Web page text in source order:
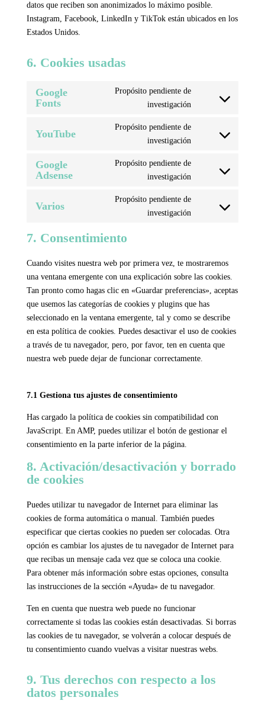
datos que reciben son anonimizados lo máximo posible.
Instagram, Facebook, LinkedIn y TikTok están ubicados en los
Estados Unidos.
6. Cookies usadas
Google
Fonts
Propósito pendiente de
investigación
Consent
service
YouTube
Propósito pendiente de
investigación
Consent
service
Google
Adsense
Propósito pendiente de
investigación
Consent
service
Varios
Propósito pendiente de
investigación
Consent
7. Consentimiento
Cuando visites nuestra web por primera vez, te mostraremos
una ventana emergente con una explicación sobre las cookies.
Tan pronto como hagas clic en «Guardar preferencias», aceptas
que usemos las categorías de cookies y plugins que has
seleccionado en la ventana emergente, tal y como se describe
en esta política de cookies. Puedes desactivar el uso de cookies
a través de tu navegador, pero, por favor, ten en cuenta que
nuestra web puede dejar de funcionar correctamente.
7.1 Gestiona tus ajustes de consentimiento
Has cargado la política de cookies sin compatibilidad con
JavaScript. En AMP, puedes utilizar el botón de gestionar el
consentimiento en la parte inferior de la página.
8. Activación/desactivación y borrado
de cookies
Puedes utilizar tu navegador de Internet para eliminar las
cookies de forma automática o manual. También puedes
especificar que ciertas cookies no pueden ser colocadas. Otra
opción es cambiar los ajustes de tu navegador de Internet para
que recibas un mensaje cada vez que se coloca una cookie.
Para obtener más información sobre estas opciones, consulta
las instrucciones de la sección «Ayuda» de tu navegador.
Ten en cuenta que nuestra web puede no funcionar
correctamente si todas las cookies están desactivadas. Si borras
las cookies de tu navegador, se volverán a colocar después de
tu consentimiento cuando vuelvas a visitar nuestras webs.
9. Tus derechos con respecto a los
datos personales